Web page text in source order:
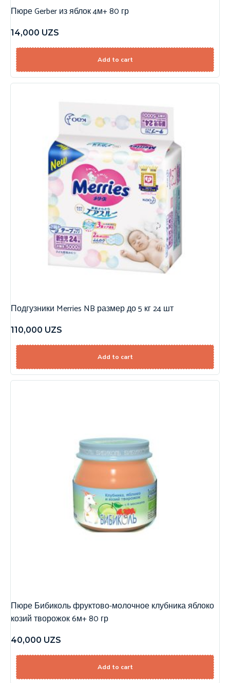
Пюре Gerber из яблок 4м+ 80 гр
14,000 UZS
Add to cart
Подгузники Merries NB размер до 5 кг 24 шт
110,000 UZS
Add to cart
Пюре Бибиколь фруктово-молочное клубника яблоко
козий творожок 6м+ 80 гр
40,000 UZS
Add to cart